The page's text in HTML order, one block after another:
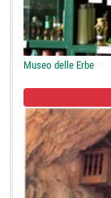
Museo delle Erbe